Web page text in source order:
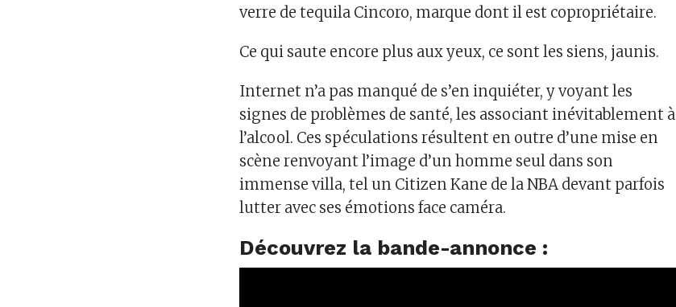
verre de tequila Cincoro, marque dont il est copropriétaire.
Ce qui saute encore plus aux yeux, ce sont les siens, jaunis.
Internet n’a pas manqué de s’en inquiéter, y voyant les
signes de problèmes de santé, les associant inévitablement à
l’alcool. Ces spéculations résultent en outre d’une mise en
scène renvoyant l’image d’un homme seul dans son
immense villa, tel un Citizen Kane de la NBA devant parfois
lutter avec ses émotions face caméra.
Découvrez la bande-annonce :